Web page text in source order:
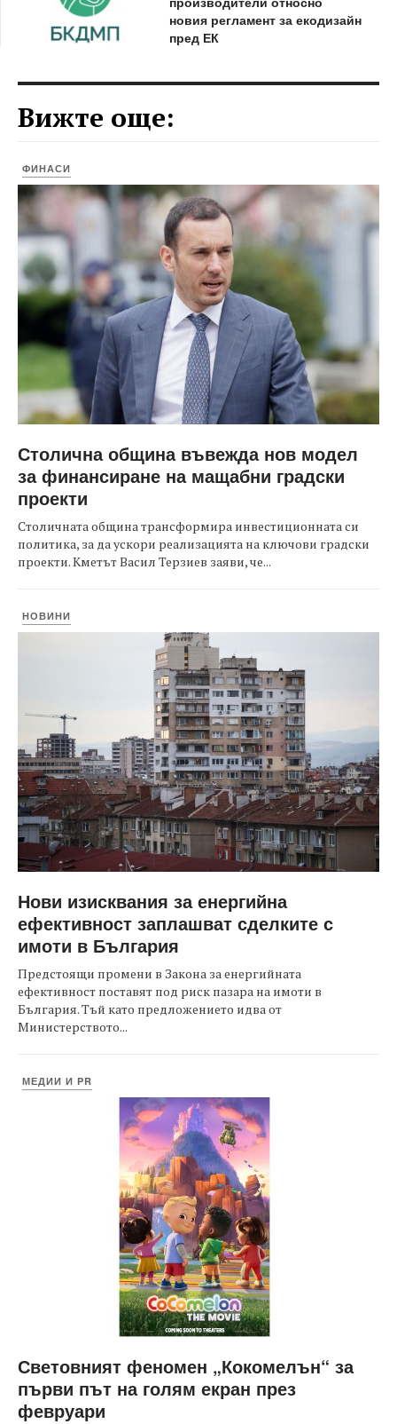
новия регламент за екодизайн
пред ЕК
Вижте още:
ФИНАСИ
Столична община въвежда нов модел
за финансиране на мащабни градски
проекти
Столичната община трансформира инвестиционната си
политика, за да ускори реализацията на ключови градски
проекти. Кметът Васил Терзиев заяви, че...
НОВИНИ
Нови изисквания за енергийна
ефективност заплашват сделките с
имоти в България
Предстоящи промени в Закона за енергийната
ефективност поставят под риск пазара на имоти в
България. Тъй като предложението идва от
Министерството...
МЕДИИ И PR
Световният феномен „Кокомелън“ за
първи път на голям екран през
февруари